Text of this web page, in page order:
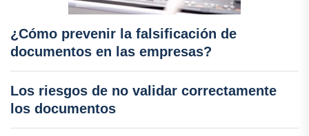
¿Cómo prevenir la falsificación de
documentos en las empresas?
Los riesgos de no validar correctamente
los documentos